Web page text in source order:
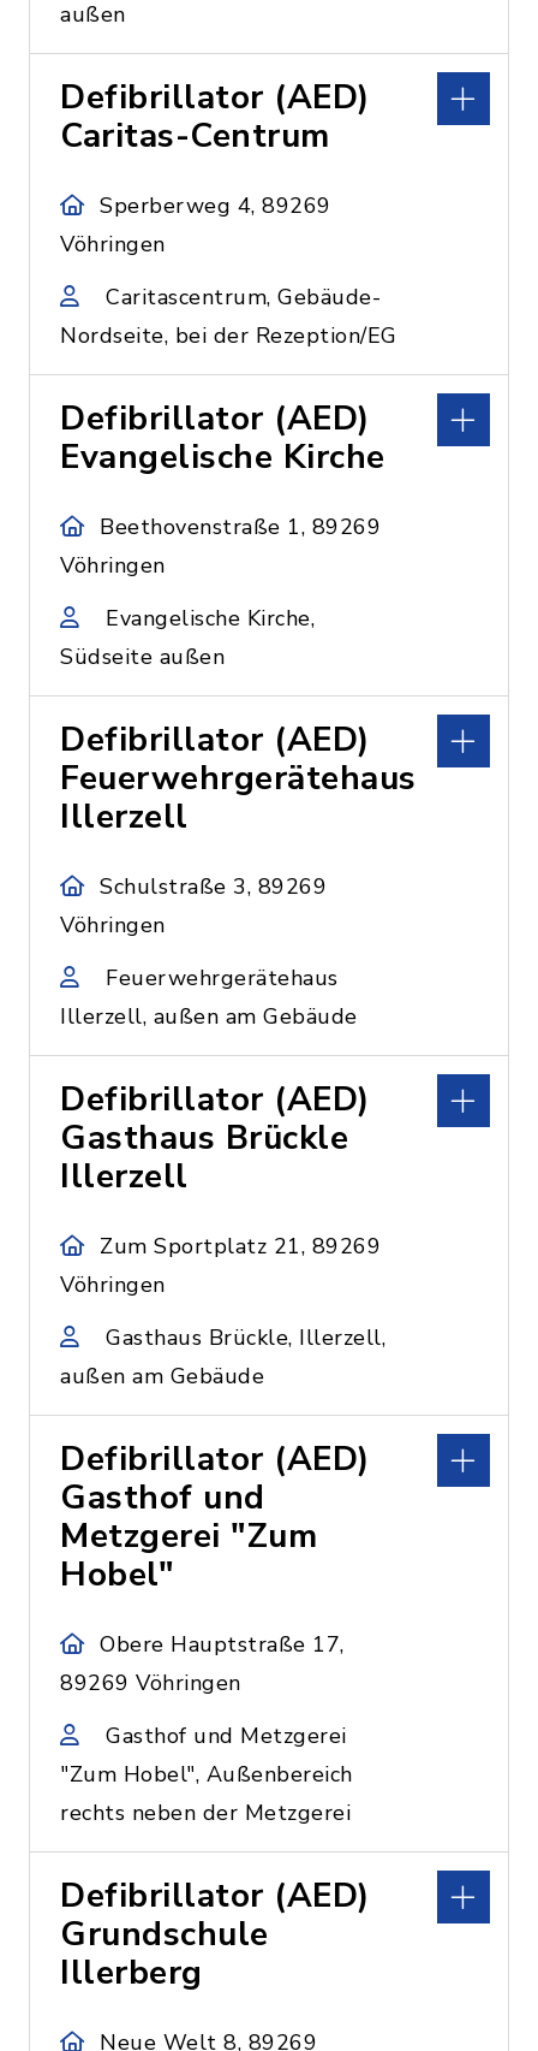
außen
Defibrillator (AED)
Caritas-Centrum
Sperberweg 4, 89269
Vöhringen
Caritascentrum, Gebäude-
Nordseite, bei der Rezeption/EG
Defibrillator (AED)
Evangelische Kirche
Beethovenstraße 1, 89269
Vöhringen
Evangelische Kirche,
Südseite außen
Defibrillator (AED)
Feuerwehrgerätehaus
Illerzell
Schulstraße 3, 89269
Vöhringen
Feuerwehrgerätehaus
Illerzell, außen am Gebäude
Defibrillator (AED)
Gasthaus Brückle
Illerzell
Zum Sportplatz 21, 89269
Vöhringen
Gasthaus Brückle, Illerzell,
außen am Gebäude
Defibrillator (AED)
Gasthof und
Metzgerei "Zum
Hobel"
Obere Hauptstraße 17,
89269 Vöhringen
Gasthof und Metzgerei
"Zum Hobel", Außenbereich
rechts neben der Metzgerei
Defibrillator (AED)
Grundschule
Illerberg
Neue Welt 8, 89269